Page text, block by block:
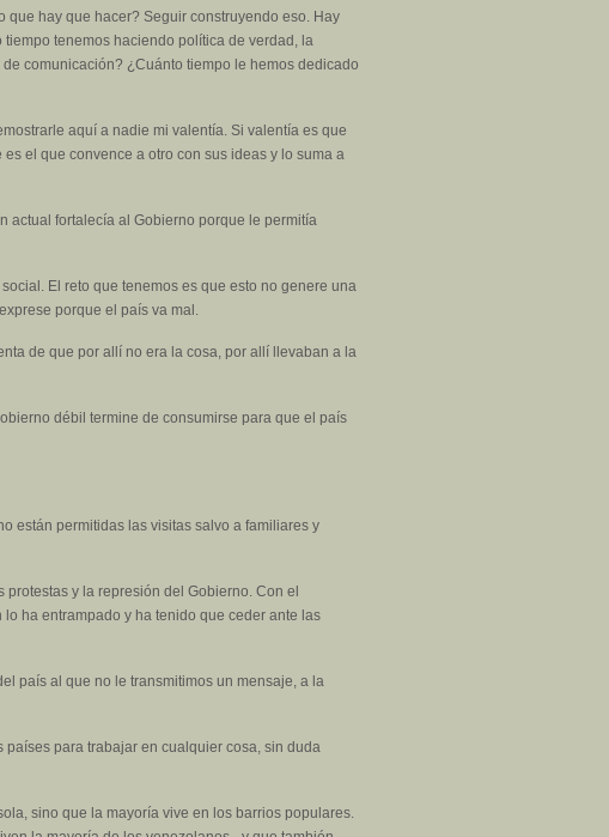
que hay que hacer? Seguir construyendo eso. Hay
tenemos haciendo política de verdad, la
comunicación? ¿Cuánto tiempo le hemos dedicado
aquí a nadie mi valentía. Si valentía es que
el que convence a otro con sus ideas y lo suma a
actual fortalecía al Gobierno porque le permitía
El reto que tenemos es que esto no genere una
porque el país va mal.
de que por allí no era la cosa, por allí llevaban a la
débil termine de consumirse para que el país
están permitidas las visitas salvo a familiares y
y la represión del Gobierno. Con el
ha entrampado y ha tenido que ceder ante las
país al que no le transmitimos un mensaje, a la
para trabajar en cualquier cosa, sin duda
sino que la mayoría vive en los barrios populares.